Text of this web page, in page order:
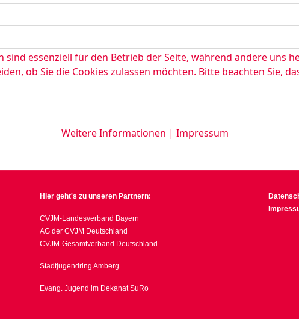
Hier geht's zu unseren Partnern:
CVJM-Landesverband Bayern
AG der CVJM Deutschland
CVJM-Gesamtverband Deutschland
Stadtjugendring Amberg
Evang. Jugend im Dekanat SuRo
essenziell für den Betrieb der Seite, während andere uns
ob Sie die Cookies zulassen möchten. Bitte beachten Sie,
Weitere Informationen | Impressum